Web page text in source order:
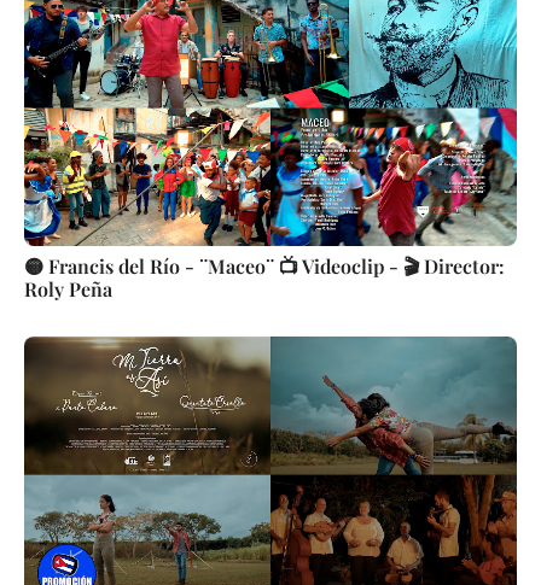
🟡 Francis del Río - ¨Maceo¨ 📺 Videoclip - 🎬 Director:
Roly Peña